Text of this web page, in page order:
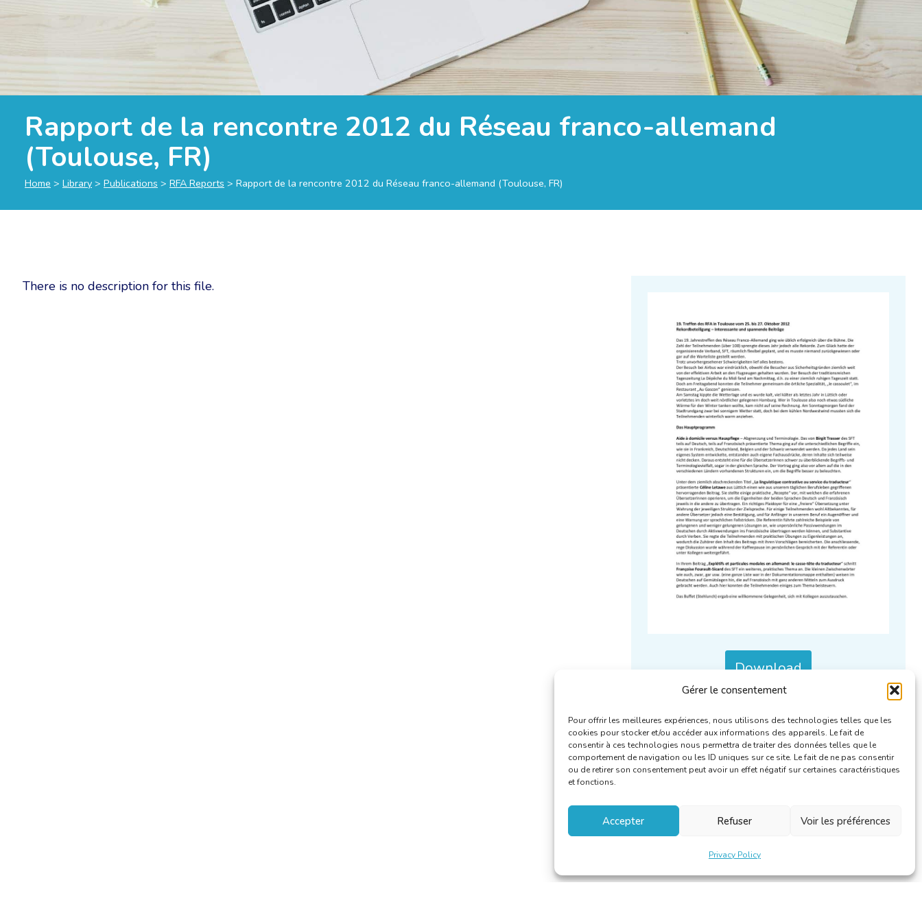
Gérer le consentement
Pour offrir les meilleures expériences, nous utilisons des technologies telles que les
cookies pour stocker et/ou accéder aux informations des appareils. Le fait de
consentir à ces technologies nous permettra de traiter des données telles que le
comportement de navigation ou les ID uniques sur ce site. Le fait de ne pas consentir
ou de retirer son consentement peut avoir un effet négatif sur certaines caractéristiques
et fonctions.
Accepter Refuser Voir les préférences
Privacy Policy
Rapport de la rencontre 2012 du Réseau franco-allemand
(Toulouse, FR)
Home > Library > Publications > RFA Reports > Rapport de la rencontre 2012 du Réseau franco-allemand (Toulouse, FR)
There is no description for this file.
Download
Categories : RFA Reports